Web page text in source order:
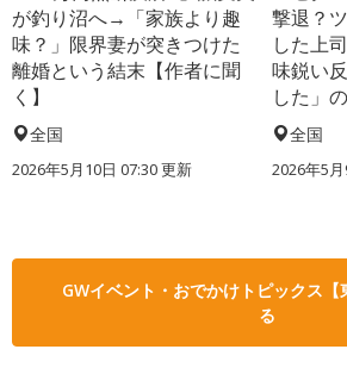
が釣り沼へ→「家族より趣
味？」限界妻が突きつけた
離婚という結末【作者に聞
く】
全国
2026年5月10日 07:30 更新
撃退？
した上
味鋭い
した」
全国
2026年5
GWイベント・おでかけトピックス【
る